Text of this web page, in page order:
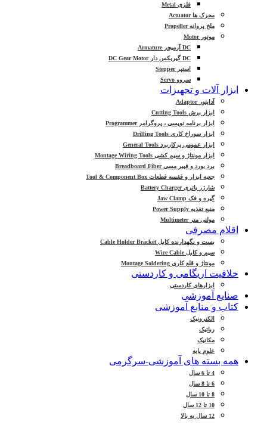
فلزی Metal
محرک ها Actuator
ملخ پروانه Propeller
موتور Motor
DC آرمیچر Armature
DC گیربکس دار DC Gear Motor
استپر Stepper
سروو Servo
ابزار آلات و تجهیزات
آداپتور Adaptor
ابزار برش Cutting Tools
ابزار برنامه نویسی ، پروگرامر Programmer
ابزار سوراخ کاری Drilling Tools
ابزار عمومی پرکاربرد General Tools
ابزار مونتاژ و سیم کشی Montage Wiring Tools
برد بورد و فیبر مسی Breadboard Fiber
جعبه ابزار و قفسه قطعات Tool & Component Box
شارژر باتری Battery Charger
گیره و فک Jaw Clamp
منبع تغذیه Power Supply
مولتی متر Multimeter
اقلام مصرفی
بست و نگهدارنده کابل Cable Holder Bracket
سیم و کابل Wire Cable
مونتاژ و قلع کاری Montage Soldering
خلاقیت اریگامی و کاردستی
ابزارهای کاردستی
صنایع آموزشی
کتاب و منابع آموزشی
الکترونیک
رباتیک
مکانیک
علوم پایه
همه بسته های آموزشی-سرگرمی
4 تا 6 سال
6 تا 8 سال
8 تا 10 سال
10 تا 12 سال
12 سال به بالا